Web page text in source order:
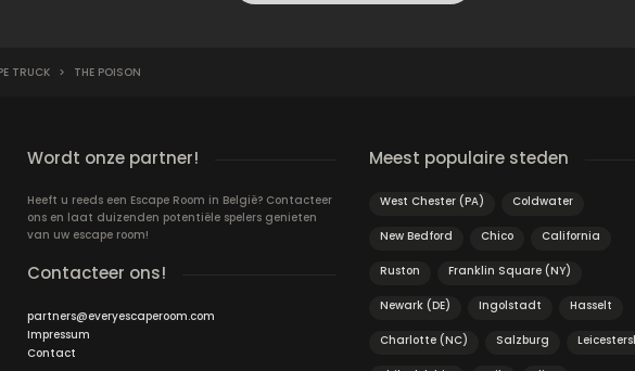
TRUCK > THE POISON
Wordt onze partner!
Heeft u reeds een Escape Room in België? Contacteer
ons en laat duizenden potentiële spelers genieten
van uw escape room!
Contacteer ons!
partners@everyescaperoom.com
Impressum
Contact
Meest populaire steden
West Chester (PA) Coldwater
New Bedford Chico California
Ruston Franklin Square (NY)
Newark (DE) Ingolstadt Hasselt
Charlotte (NC) Salzburg